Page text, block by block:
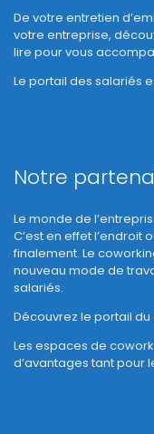
De votre entretien
votre entreprise,
lire pour vous
Le portail des salariés
Notre
Le monde de
C’est en effet l’endroit
finalement. Le
nouveau mode de
salariés.
Découvrez le portail
Les espaces de
d’avantages tant pour